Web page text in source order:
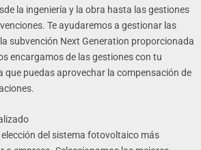
la ingeniería y la obra hasta las gestiones
Te ayudaremos a gestionar las
subvención Next Generation proporcionada
encargamos de las gestiones con tu
que puedas aprovechar la compensación de
del sistema fotovoltaico más